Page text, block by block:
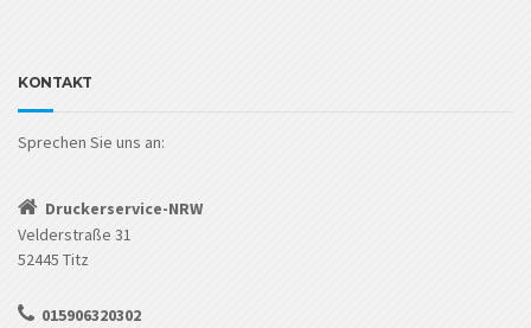
KONTAKT
Sprechen Sie uns an:
Druckerservice-NRW
Velderstraße 31
52445 Titz
015906320302